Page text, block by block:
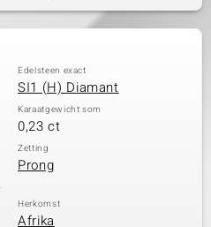
Edelsteen exact
SI1 (H) Diamant
Karaatgewicht som
0,23 ct
Zetting
Prong
Herkomst
Afrika